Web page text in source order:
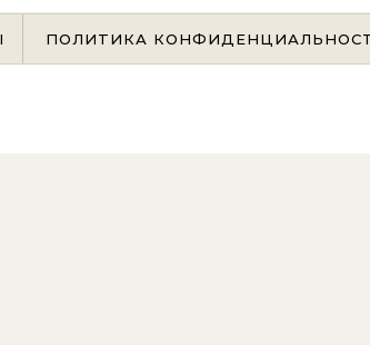
ПОЛИТИКА